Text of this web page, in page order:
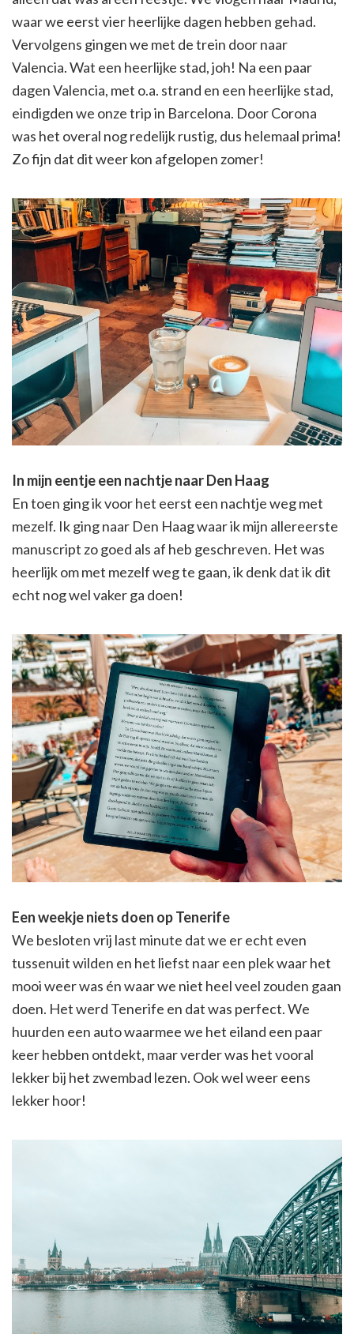
waar we eerst vier heerlijke dagen hebben gehad.
Vervolgens gingen we met de trein door naar
Valencia. Wat een heerlijke stad, joh! Na een paar
dagen Valencia, met o.a. strand en een heerlijke stad,
eindigden we onze trip in Barcelona. Door Corona
was het overal nog redelijk rustig, dus helemaal prima!
Zo fijn dat dit weer kon afgelopen zomer!
In mijn eentje een nachtje naar Den Haag
En toen ging ik voor het eerst een nachtje weg met
mezelf. Ik ging naar Den Haag waar ik mijn allereerste
manuscript zo goed als af heb geschreven. Het was
heerlijk om met mezelf weg te gaan, ik denk dat ik dit
echt nog wel vaker ga doen!
Een weekje niets doen op Tenerife
We besloten vrij last minute dat we er echt even
tussenuit wilden en het liefst naar een plek waar het
mooi weer was én waar we niet heel veel zouden gaan
doen. Het werd Tenerife en dat was perfect. We
huurden een auto waarmee we het eiland een paar
keer hebben ontdekt, maar verder was het vooral
lekker bij het zwembad lezen. Ook wel weer eens
lekker hoor!